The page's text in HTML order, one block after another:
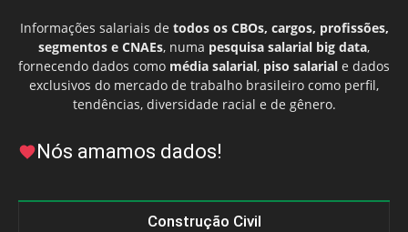
Informações salariais de todos os CBOs, cargos, profissões,
segmentos e CNAEs, numa pesquisa salarial big data,
fornecendo dados como média salarial, piso salarial e dados
exclusivos do mercado de trabalho brasileiro como perfil,
tendências, diversidade racial e de gênero.
Nós amamos dados!
Construção Civil